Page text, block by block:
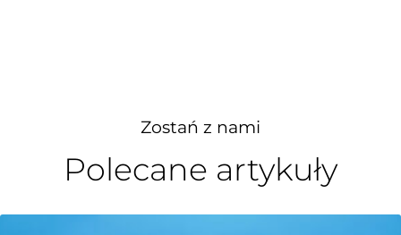
Zostań z nami
Polecane artykuły